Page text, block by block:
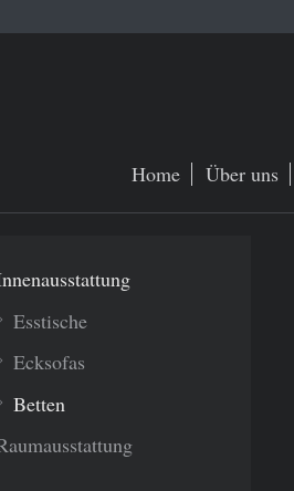
Home Über uns
Esstische
Ecksofas
Betten